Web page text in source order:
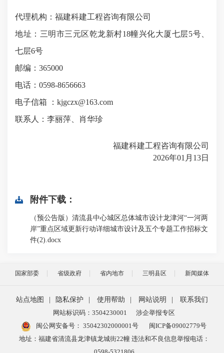
代理机构：福建科建工程咨询有限公司
地址： 三明市三元区乾龙新村18幢兴化大厦七层5号、
七层6号
邮编： 365000
电话： 0598-8656663
电子信箱
： kjgczx@163.com
联系人： 李丽萍、肖华珍
福建科建工程咨询有限公司
2026年01 月 13日
附件下载：
（预公告版）清流县中心城区总体城市设计龙津河“一河两
岸”重点区域更新行动详细城市设计及五个专题工作招标文
件(2).docx
国家部委 省级政府 省内地市 三明县区 新闻媒体
站点地图 隐私保护 使用帮助 网站说明
联系我们
网站标识码：3504230001
涉企举报专区
闽公网安备号： 35042302000001号
闽ICP备09002779号
地址：福建省清流县龙津镇龙城街22幢 违法和不良信息举报电话：